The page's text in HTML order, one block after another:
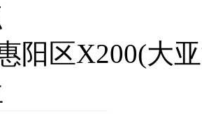
阳区X200(大